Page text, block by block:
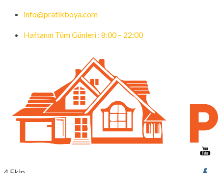
info@pratikboya.com
Haftanın Tüm Günleri : 8:00 – 22:00